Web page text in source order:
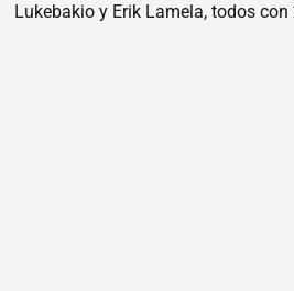
Lukebakio y Erik Lamela, todos con